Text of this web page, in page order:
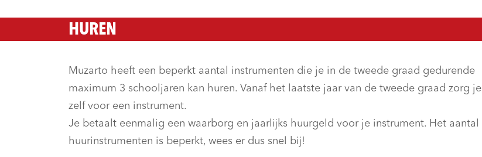
HUREN
Muzarto heeft een beperkt aantal instrumenten die je in de tweede graad gedurende
maximum 3 schooljaren kan huren. Vanaf het laatste jaar van de tweede graad zorg je
zelf voor een instrument.
Je betaalt eenmalig een waarborg en jaarlijks huurgeld voor je instrument. Het aantal
huurinstrumenten is beperkt, wees er dus snel bij!